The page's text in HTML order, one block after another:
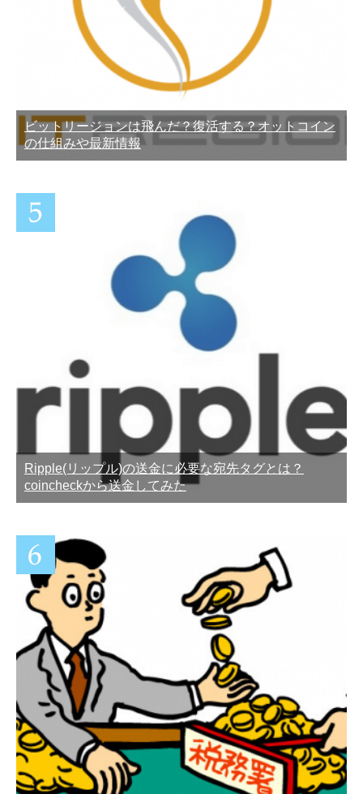
ビットリージョンは飛んだ？復活する？オットコイン
の仕組みや最新情報
Ripple(リップル)の送金に必要な宛先タグとは？
coincheckから送金してみた